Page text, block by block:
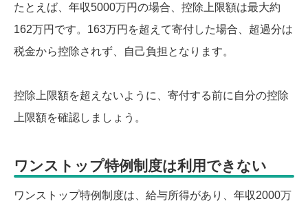
たとえば、年収5000万円の場合、控除上限額は最大約
162万円です。163万円を超えて寄付した場合、超過分は
税金から控除されず、自己負担となります。
控除上限額を超えないように、寄付する前に自分の控除
上限額を確認しましょう。
ワンストップ特例制度は利用できない
ワンストップ特例制度は、給与所得があり、年収2000万